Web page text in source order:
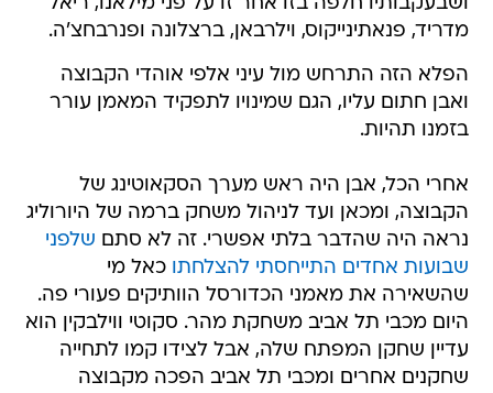
מדריד, פנאתינייקוס, וילרבאן, ברצלונה ופנרבחצ'ה.
הפלא הזה התרחש מול עיני אלפי אוהדי הקבוצה
ואבן חתום עליו, הגם שמינויו לתפקיד המאמן עורר
בזמנו תהיות.
אחרי הכל, אבן היה ראש מערך הסקאוטינג של
הקבוצה, ומכאן ועד לניהול משחק ברמה של היורוליג
נראה היה שהדבר בלתי אפשרי. זה לא סתם שלפני
שבועות אחדים התייחסתי להצלחתו כאל מי
שהשאירה את מאמני הכדורסל הוותיקים פעורי פה.
היום מכבי תל אביב משחקת מהר. סקוטי ווילבקין הוא
עדיין שחקן המפתח שלה, אבל לצידו קמו לתחייה
שחקנים אחרים ומכבי תל אביב הפכה מקבוצה